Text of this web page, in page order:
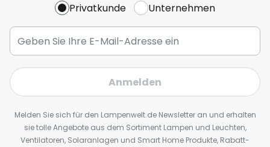
Privatkunde Unternehmen
Anmelden
Melden Sie sich für den Lampenwelt.de Newsletter an und erhalten
sie tolle Angebote aus dem Sortiment Lampen und Leuchten,
Ventilatoren, Solaranlagen und Smart Home Produkte, Rabatt-